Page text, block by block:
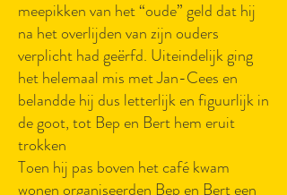
meepikken van het “oude” geld dat hij
na het overlijden van zijn ouders
verplicht had geërfd. Uiteindelijk ging
het helemaal mis met Jan-Cees en
belandde hij dus letterlijk en figuurlijk in
de goot, tot Bep en Bert hem eruit
trokken
Toen hij pas boven het café kwam
wonen organiseerden Bep en Bert een